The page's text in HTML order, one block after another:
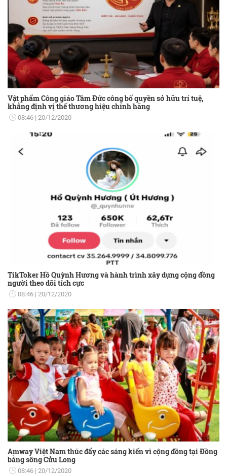
Vật phẩm Công giáo Tâm Đức công bố quyền sở hữu trí tuệ,
khẳng định vị thế thương hiệu chính hãng
08:46 20/12/2020
TikToker Hồ Quỳnh Hương và hành trình xây dựng cộng đồng
người theo dõi tích cực
08:46 20/12/2020
Amway Việt Nam thúc đẩy các sáng kiến vì cộng đồng tại Đồng
bằng sông Cửu Long
08:46 20/12/2020